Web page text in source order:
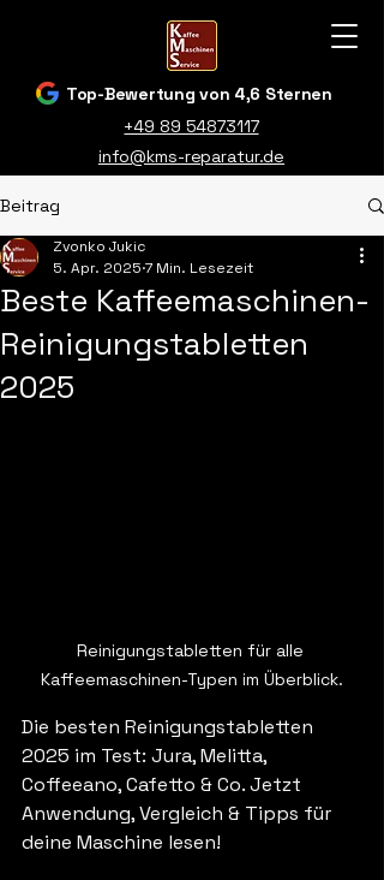
Top-Bewertung von 4,6 Sternen
+49 89 54873117
info@kms-reparatur.de
Beitrag
Beste Kaffeemaschinen-
Reinigungstabletten
2025
Zvonko Jukic
5. Apr. 2025 7 Min. Lesezeit
Reinigungstabletten für alle
Kaffeemaschinen-Typen im Überblick.
Die besten Reinigungstabletten
2025 im Test: Jura, Melitta,
Coffeeano, Cafetto & Co. Jetzt
Anwendung, Vergleich & Tipps für
deine Maschine lesen!